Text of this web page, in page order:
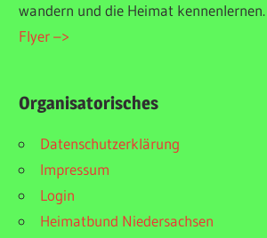
wandern und die Heimat kennenlernen.
Flyer –>
Organisatorisches
Datenschutzerklärung
Impressum
Login
Heimatbund Niedersachsen